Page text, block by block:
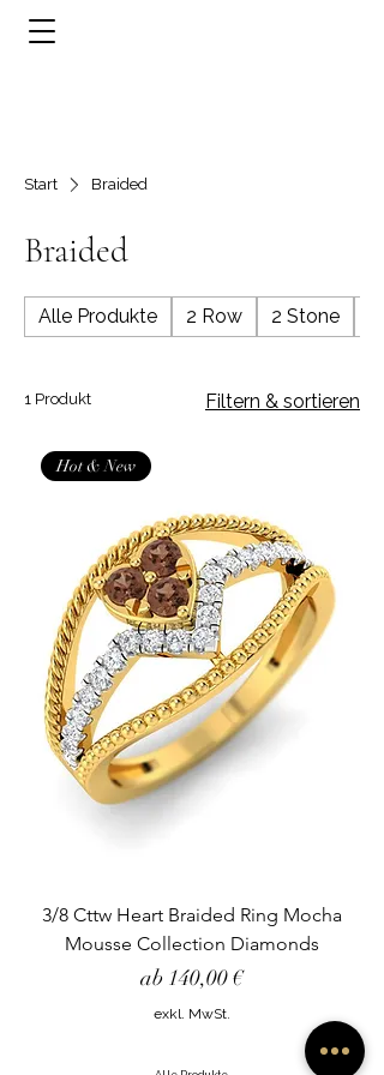
Start Braided
Braided
Alle Produkte 2 Row 2 Stone
1 Produkt Filtern & sortieren
Hot & New
3/8 Cttw Heart Braided Ring Mocha
Mousse Collection Diamonds
ab 140,00 €
Sale-Preis
exkl. MwSt.